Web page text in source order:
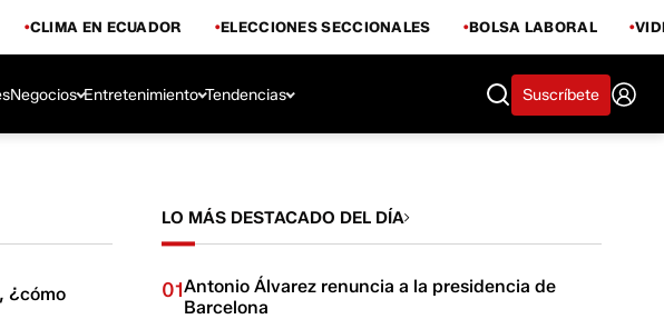
CLIMA EN ECUADOR ELECCIONES SECCIONALES BOLSA LABORAL
Negocios Entretenimiento Tendencias Suscríbete
¿cómo
LO MÁS DESTACADO DEL DÍA
01Antonio Álvarez renuncia a la presidencia de
Barcelona